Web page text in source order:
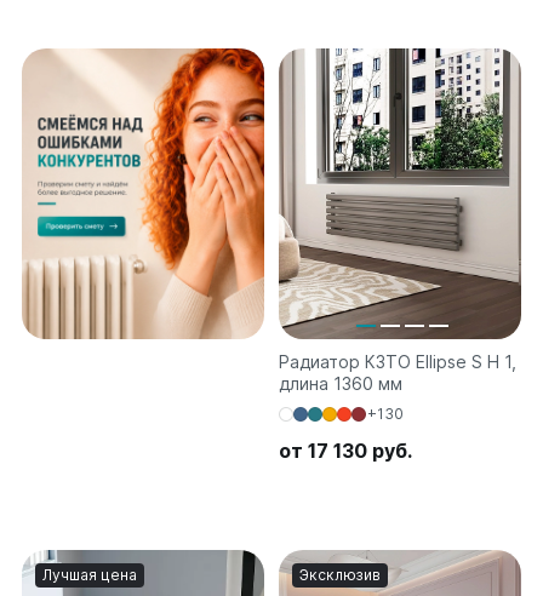
Bataria Retro 2
Bataria Retro 3
Ellipse
Ellipse S V
Ellipse S H
Ellipse P V
Ellipse P H
Гармония
Гармония С40
Гармония C25 N
Гармония А25 N
РС и РСК
Радиатор КЗТО Ellipse S H 1,
длина 1360 мм
+130
от 17 130 руб.
Лучшая цена Эксклюзив